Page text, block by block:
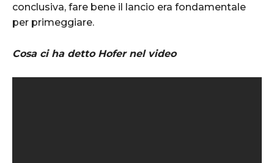
conclusiva, fare bene il lancio era fondamentale
per primeggiare.
Cosa ci ha detto Hofer nel video